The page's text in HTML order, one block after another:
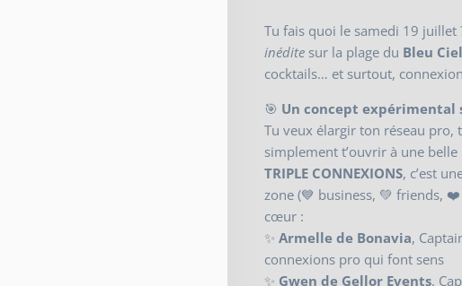
Tu fais quoi le samedi 19 juillet
inéditesur la plage du Bleu Ciel
cocktails… et surtout,
🎯 Un concept expérimental
Tu veux élargir ton réseau pro,
simplement t’ouvrir à une belle
TRIPLE CONNEXIONS, c’est
zone (💙 business, 💚 friends,
cœur :
✨ Armelle de Bonavia,
connexions pro qui font sens
✨ Gwen de Gellor Events,